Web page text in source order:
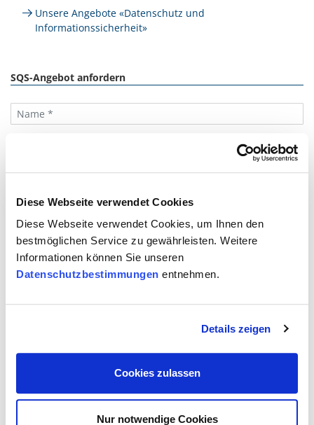
Diese Webseite verwendet Cookies
Diese Webseite verwendet Cookies, um Ihnen den
bestmöglichen Service zu gewährleisten. Weitere
Informationen können Sie unseren
Datenschutzbestimmungen entnehmen.
Details zeigen
Cookies zulassen
Nur notwendige Cookies
Unsere Angebote «Datenschutz und
Informationssicherheit»
SQS-Angebot anfordern
(*) sind Pflichtfelder